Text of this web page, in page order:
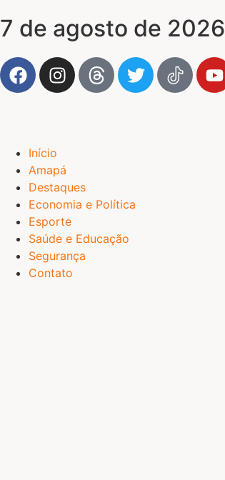
7 de agosto de 2026
Início
Amapá
Destaques
Economia e Política
Esporte
Saúde e Educação
Segurança
Contato